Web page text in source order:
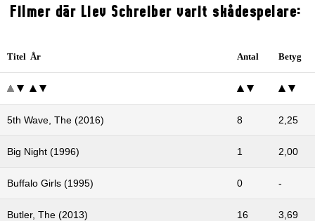
Filmer där Liev Schreiber varit skådespelare:
Titel År Antal Betyg
5th Wave, The (2016) 8 2,25
Big Night (1996) 1 2,00
Buffalo Girls (1995) 0 -
Butler, The (2013) 16 3,69